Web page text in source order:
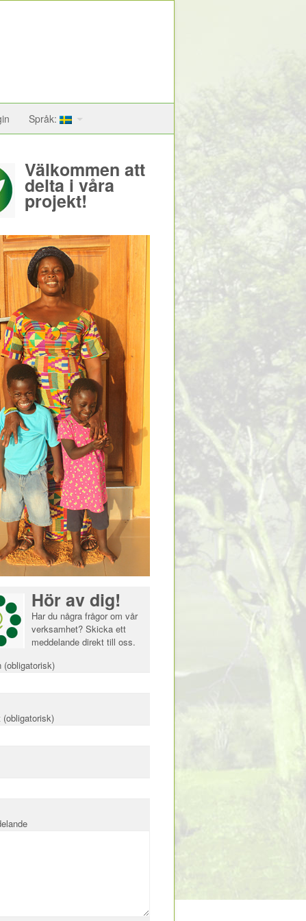
Språk:
Välkommen att
delta i våra
projekt!
Hör av dig!
Har du några frågor om vår
verksamhet? Skicka ett
meddelande direkt till oss.
(obligatorisk)
(obligatorisk)